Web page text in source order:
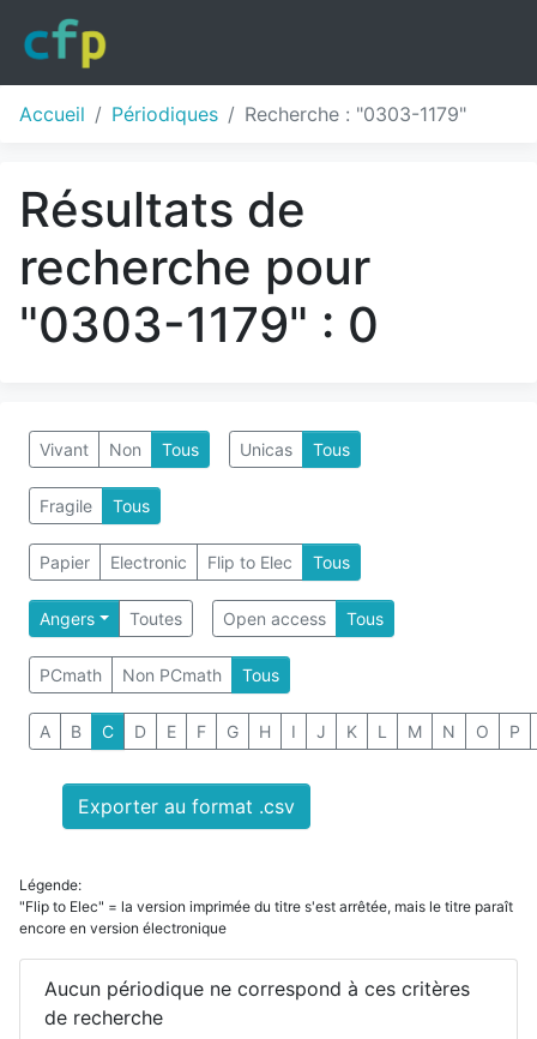
Accueil Périodiques Recherche : "0303-1179"
Résultats de
recherche pour
"0303-1179" : 0
Vivant Non Tous Unicas Tous
Fragile Tous
Papier Electronic Flip to Elec Tous
Angers Toutes Open access Tous
PCmath Non PCmath Tous
A B C D E F G H I J K L M N O P
Exporter au format .csv
Légende:
"Flip to Elec" = la version imprimée du titre s'est arrêtée, mais le titre paraît
encore en version électronique
Aucun périodique ne correspond à ces critères
de recherche